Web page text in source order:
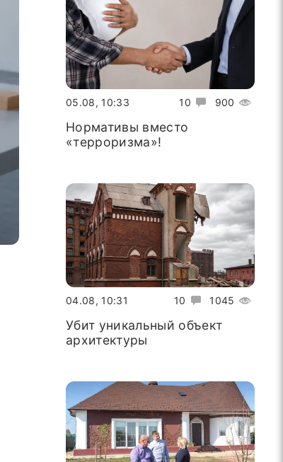
10 900
05.08, 10:33
Нормативы вместо
«терроризма»!
10 1045
04.08, 10:31
Убит уникальный объект
архитектуры